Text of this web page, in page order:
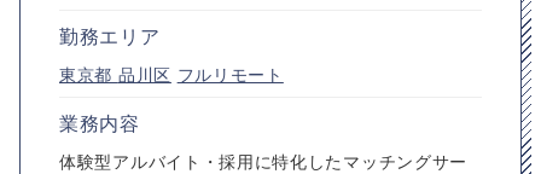
勤務エリア
東京都 品川区 フルリモート
業務内容
体験型アルバイト・採用に特化したマッチングサー